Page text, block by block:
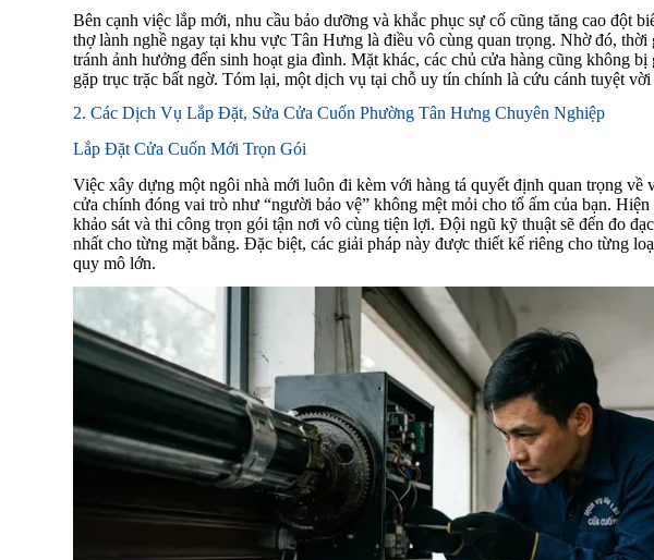
Bên cạnh việc lắp mới, nhu cầu bảo dưỡng và khắc phục sự cố cũng tăng cao đột
thợ lành nghề ngay tại khu vực Tân Hưng là điều vô cùng quan trọng. Nhờ đó,
tránh ảnh hưởng đến sinh hoạt gia đình. Mặt khác, các chủ cửa hàng cũng không
gặp trục trặc bất ngờ. Tóm lại, một dịch vụ tại chỗ uy tín chính là cứu cánh tuyệt
2. Các Dịch Vụ Lắp Đặt, Sửa Cửa Cuốn Phường Tân Hưng Chuyên Nghiệp
Lắp Đặt Cửa Cuốn Mới Trọn Gói
Việc xây dựng một ngôi nhà mới luôn đi kèm với hàng tá quyết định quan trọng về
cửa chính đóng vai trò như “người bảo vệ” không mệt mỏi cho tổ ấm của bạn.
khảo sát và thi công trọn gói tận nơi vô cùng tiện lợi. Đội ngũ kỹ thuật sẽ đến đo
nhất cho từng mặt bằng. Đặc biệt, các giải pháp này được thiết kế riêng cho từng
quy mô lớn.